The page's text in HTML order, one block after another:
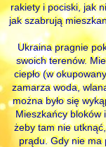
rakiety i pociski, jak
jak szabrują
Ukraina pragnie
swoich terenów.
ciepło (w
zamarza woda,
można było się
Mieszkańcy bloków
żeby tam nie
prądu. Gdy nie ma